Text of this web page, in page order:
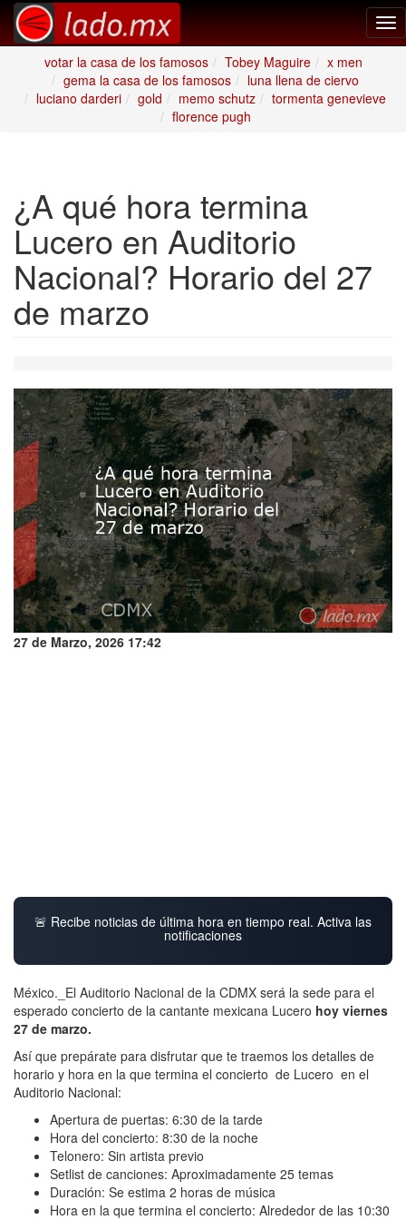
votar la casa de los famosos
Tobey Maguire
x men
gema la casa de los famosos
luna llena de ciervo
luciano darderi
gold memo schutz
tormenta genevieve
florence pugh
¿A qué hora termina
Lucero en Auditorio
Nacional? Horario del 27
de marzo
27 de Marzo, 2026 17:42
🚨 Recibe noticias de última hora en tiempo real. Activa las
notificaciones
México._El Auditorio Nacional de la CDMX será la sede para el
esperado concierto de la cantante mexicana Lucero hoy viernes
27 de marzo.
Así que prepárate para disfrutar que te traemos los detalles de
horario y hora en la que termina el concierto de Lucero en el
Auditorio Nacional:
Apertura de puertas: 6:30 de la tarde
Hora del concierto: 8:30 de la noche
Telonero: Sin artista previo
Setlist de canciones: Aproximadamente 25 temas
Duración: Se estima 2 horas de música
Hora en la que termina el concierto: Alrededor de las 10:30